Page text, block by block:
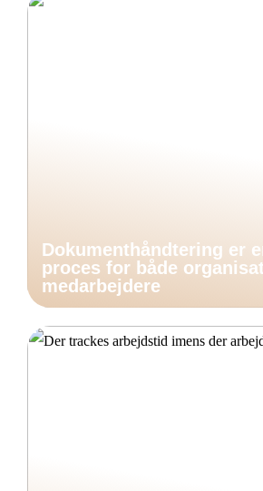
Dokumenthåndtering er
proces for både
medarbejdere